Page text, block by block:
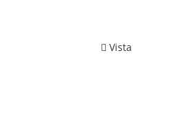
Vista